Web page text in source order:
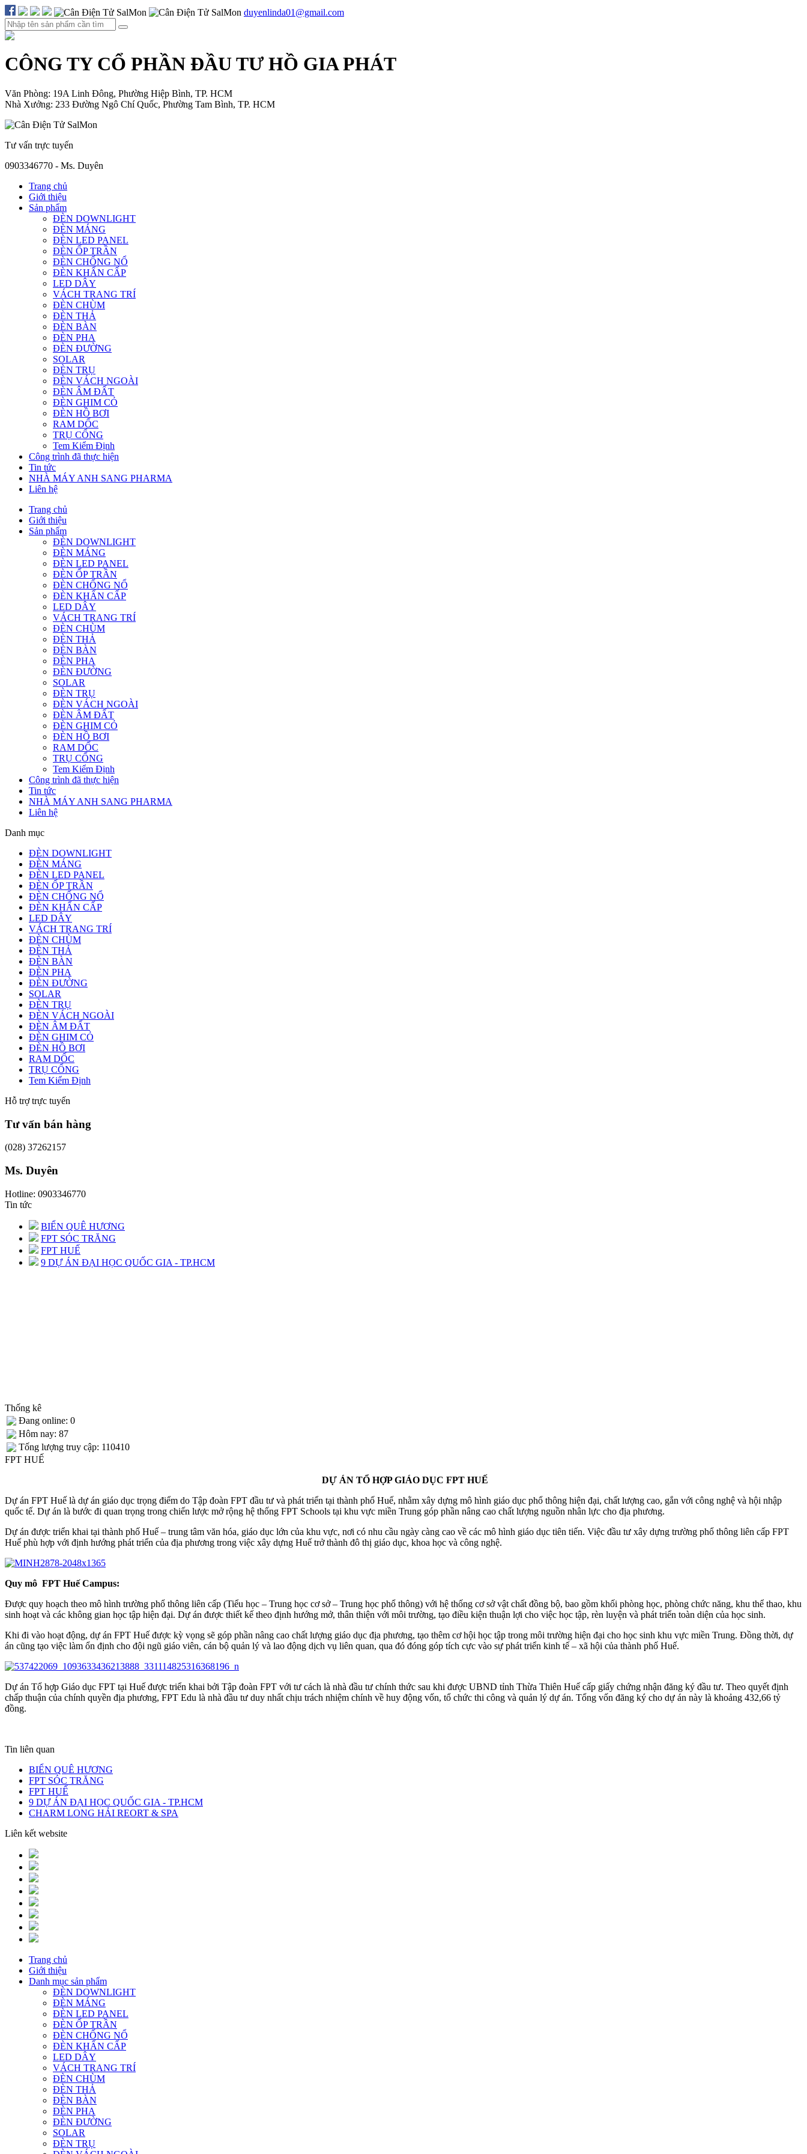
duyenlinda01@gmail.com
CÔNG TY CỔ PHẦN ĐẦU TƯ HỒ GIA PHÁT
Văn Phòng: 19A Linh Đông, Phường Hiệp Bình, TP. HCM
Nhà Xưởng: 233 Đường Ngô Chí Quốc, Phường Tam Bình, TP. HCM
Tư vấn trực tuyến
0903346770 - Ms. Duyên
Trang chủ
Giới thiệu
Sản phẩm
ĐÈN DOWNLIGHT
ĐÈN MÁNG
ĐÈN LED PANEL
ĐÈN ỐP TRẦN
ĐÈN CHỐNG NỔ
ĐÈN KHẨN CẤP
LED DÂY
VÁCH TRANG TRÍ
ĐÈN CHÙM
ĐÈN THẢ
ĐÈN BÀN
ĐÈN PHA
ĐÈN ĐƯỜNG
SOLAR
ĐÈN TRỤ
ĐÈN VÁCH NGOÀI
ĐÈN ÂM ĐẤT
ĐÈN GHIM CỎ
ĐÈN HỒ BƠI
RAM DỐC
TRỤ CỔNG
Tem Kiểm Định
Công trình đã thực hiện
Tin tức
NHÀ MÁY ANH SANG PHARMA
Liên hệ
Trang chủ
Giới thiệu
Sản phẩm
ĐÈN DOWNLIGHT
ĐÈN MÁNG
ĐÈN LED PANEL
ĐÈN ỐP TRẦN
ĐÈN CHỐNG NỔ
ĐÈN KHẨN CẤP
LED DÂY
VÁCH TRANG TRÍ
ĐÈN CHÙM
ĐÈN THẢ
ĐÈN BÀN
ĐÈN PHA
ĐÈN ĐƯỜNG
SOLAR
ĐÈN TRỤ
ĐÈN VÁCH NGOÀI
ĐÈN ÂM ĐẤT
ĐÈN GHIM CỎ
ĐÈN HỒ BƠI
RAM DỐC
TRỤ CỔNG
Tem Kiểm Định
Công trình đã thực hiện
Tin tức
NHÀ MÁY ANH SANG PHARMA
Liên hệ
Danh mục
ĐÈN DOWNLIGHT
ĐÈN MÁNG
ĐÈN LED PANEL
ĐÈN ỐP TRẦN
ĐÈN CHỐNG NỔ
ĐÈN KHẨN CẤP
LED DÂY
VÁCH TRANG TRÍ
ĐÈN CHÙM
ĐÈN THẢ
ĐÈN BÀN
ĐÈN PHA
ĐÈN ĐƯỜNG
SOLAR
ĐÈN TRỤ
ĐÈN VÁCH NGOÀI
ĐÈN ÂM ĐẤT
ĐÈN GHIM CỎ
ĐÈN HỒ BƠI
RAM DỐC
TRỤ CỔNG
Tem Kiểm Định
Hỗ trợ trực tuyến
Tư vấn bán hàng
(028) 37262157
Ms. Duyên
Hotline: 0903346770
Tin tức
BIỂN QUÊ HƯƠNG
FPT SÓC TRĂNG
FPT HUẾ
9 DỰ ÁN ĐẠI HỌC QUỐC GIA - TP.HCM
Thống kê
Đang online: 0
Hôm nay: 87
Tống lượng truy cập: 110410
FPT HUẾ
DỰ ÁN TỔ HỢP GIÁO DỤC FPT HUẾ
Dự án FPT Huế là dự án giáo dục trọng điểm do Tập đoàn FPT đầu tư và phát triển tại thành phố Huế, nhằm xây dựng mô hình giáo dục phổ thông hiện đại, chất lượng cao, gắn với công nghệ và hội nhập
quốc tế. Dự án là bước đi quan trọng trong chiến lược mở rộng hệ thống FPT Schools tại khu vực miền Trung góp phần nâng cao chất lượng nguồn nhân lực cho địa phương.
Dự án được triển khai tại thành phố Huế – trung tâm văn hóa, giáo dục lớn của khu vực, nơi có nhu cầu ngày càng cao về các mô hình giáo dục tiên tiến. Việc đầu tư xây dựng trường phổ thông liên cấp FPT
Huế phù hợp với định hướng phát triển của địa phương trong việc xây dựng Huế trở thành đô thị giáo dục, khoa học và công nghệ.
Quy mô FPT Huế Campus:
Được quy hoạch theo mô hình trường phổ thông liên cấp (Tiểu học – Trung học cơ sở – Trung học phổ thông) với hệ thống cơ sở vật chất đồng bộ, bao gồm khối phòng học, phòng chức năng, khu thể thao, khu
sinh hoạt và các không gian học tập hiện đại. Dự án được thiết kế theo định hướng mở, thân thiện với môi trường, tạo điều kiện thuận lợi cho việc học tập, rèn luyện và phát triển toàn diện của học sinh.
Khi đi vào hoạt động, dự án FPT Huế được kỳ vọng sẽ góp phần nâng cao chất lượng giáo dục địa phương, tạo thêm cơ hội học tập trong môi trường hiện đại cho học sinh khu vực miền Trung. Đồng thời, dự
án cũng tạo việc làm ổn định cho đội ngũ giáo viên, cán bộ quản lý và lao động dịch vụ liên quan, qua đó đóng góp tích cực vào sự phát triển kinh tế – xã hội của thành phố Huế.
Dự án Tổ hợp Giáo dục FPT tại Huế được triển khai bởi Tập đoàn FPT với tư cách là nhà đầu tư chính thức sau khi được UBND tỉnh Thừa Thiên Huế cấp giấy chứng nhận đăng ký đầu tư. Theo quyết định
chấp thuận của chính quyền địa phương, FPT Edu là nhà đầu tư duy nhất chịu trách nhiệm chính về huy động vốn, tổ chức thi công và quản lý dự án. Tổng vốn đăng ký cho dự án này là khoảng 432,66 tỷ
đồng.
Tin liên quan
BIỂN QUÊ HƯƠNG
FPT SÓC TRĂNG
FPT HUẾ
9 DỰ ÁN ĐẠI HỌC QUỐC GIA - TP.HCM
CHARM LONG HẢI REORT & SPA
Liên kết website
Trang chủ
Giới thiệu
Danh mục sản phẩm
ĐÈN DOWNLIGHT
ĐÈN MÁNG
ĐÈN LED PANEL
ĐÈN ỐP TRẦN
ĐÈN CHỐNG NỔ
ĐÈN KHẨN CẤP
LED DÂY
VÁCH TRANG TRÍ
ĐÈN CHÙM
ĐÈN THẢ
ĐÈN BÀN
ĐÈN PHA
ĐÈN ĐƯỜNG
SOLAR
ĐÈN TRỤ